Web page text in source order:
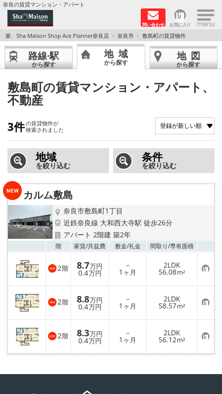
奈良の賃貸マンション・アパート
問い合わせ お気に入り ×
TOPページ
Foreigners welcome！
店長のおすすめ物件
おすすめ Sha Maison 特集
積水ハウス Sha Maison 特集 (奈良北部、木津川
市)
積水ハウス Sha Maison 特集 (奈良南部)
路線·駅から探す
地図から探す
AcePlanner公式ライン
SNS
スタッフ紹介
リフォーム のことなら！
オーナー様へ
住宅型有料老人 Ｆｌｅｕｒａｇｅ
家、Sha Maison Shop Ace Planner奈良店 奈良市 敷島町の賃貸物件
路線·駅
から探す
地域
から探す
地図
から探す
敷島町の賃貸マンション・アパート、
不動産
3件の賃貸物件が
検索されました
地域
を絞り込む
条件
を絞り込む
カルム敷島
奈良市敷島町1丁目
近鉄奈良線 大和西大寺駅 徒歩26分
アパート 2階建 築2年
階 家賃/共益費 敷金/礼金 間取り/専有面積
2階 8.7万円
0.4万円
－
1 ヶ月
2LDK
56.08m² お
気
に
入
り
登
録
2階 8.8万円
0.4万円
－
1 ヶ月
2LDK
58.57m² お
気
に
入
り
登
録
2階 8.3万円
0.4万円
－
1 ヶ月
2LDK
56.12m² お
気
に
登